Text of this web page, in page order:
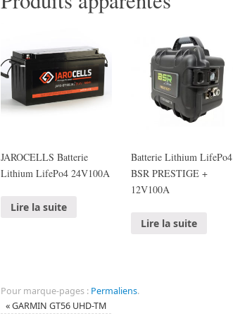
JAROCELLS Batterie
Lithium LifePo4 24V100A
Lire la suite
Batterie Lithium LifePo4
BSR PRESTIGE +
12V100A
Lire la suite
Pour marque-pages : Permaliens.
«GARMIN GT56 UHD-TM